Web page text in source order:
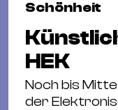
Schönheit
HEK
Noch bis
der